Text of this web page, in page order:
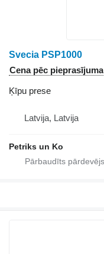
Svecia PSP1000
Cena pēc pieprasījuma
Ķīpu prese
Latvija, Latvija
Petriks un Ko